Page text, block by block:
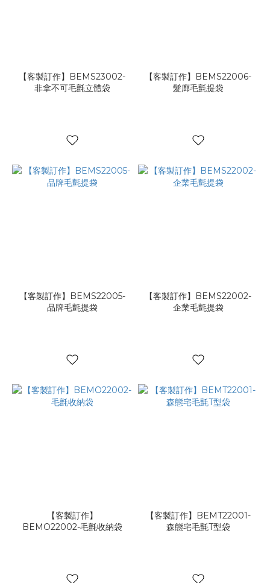
【客製訂作】BEMS23002-
非拿不可毛氈立體袋
【客製訂作】BEMS22006-
髮廊毛氈提袋
【客製訂作】BEMS22005-
品牌毛氈提袋
【客製訂作】BEMS22002-
企業毛氈提袋
【客製訂作】
BEMO22002-毛氈收納袋
【客製訂作】BEMT22001-
森態宅毛氈T型袋